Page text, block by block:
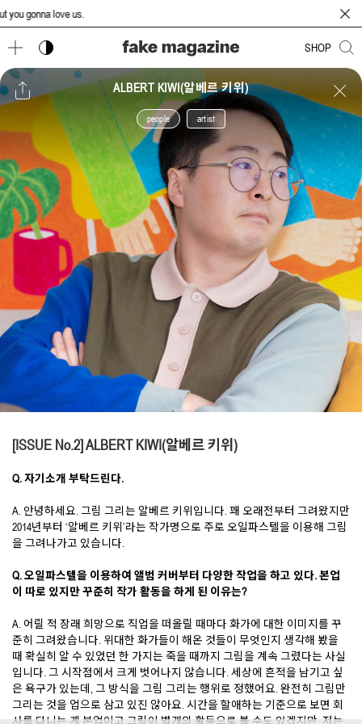
love us.
다크 모드 토글 SHOP
ALBERT KIWI(알베르 키위)
people artist
[ISSUE No.2] ALBERT KIWI(알베르 키위)
Q. 자기소개 부탁드린다.
A. 안녕하세요. 그림 그리는 알베르 키위입니다. 꽤 오래전부터 그려왔지만
2014년부터 ‘알베르 키위’라는 작가명으로 주로 오일파스텔을 이용해 그림
을 그려나가고 있습니다.
Q. 오일파스텔을 이용하여 앨범 커버부터 다양한 작업을 하고 있다. 본업
이 따로 있지만 꾸준히 작가 활동을 하게 된 이유는?
A. 어릴 적 장래 희망으로 직업을 떠올릴 때마다 화가에 대한 이미지를 꾸
준히 그려왔습니다. 위대한 화가들이 해온 것들이 무엇인지 생각해 봤을
때 확실히 알 수 있었던 한 가지는 죽을 때까지 그림을 계속 그렸다는 사실
입니다. 그 시작점에서 크게 벗어나지 않습니다. 세상에 흔적을 남기고 싶
은 욕구가 있는데, 그 방식을 그림 그리는 행위로 정했어요. 완전히 그림만
그리는 것을 업으로 삼고 있진 않아요. 시간을 할애하는 기준으로 보면 회
사를 다니는 게 본업이고 그림이 별개의 활동으로 볼 수도 있겠지만, 저는